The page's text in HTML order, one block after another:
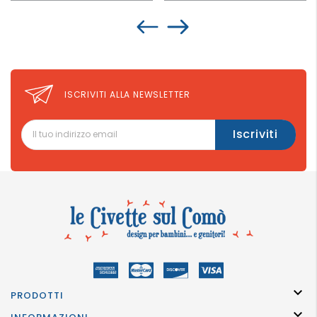
ISCRIVITI ALLA NEWSLETTER
PRODOTTI 